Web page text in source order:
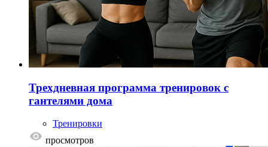
Трехдневная программа тренировок с
гантелями дома
Тренировки
просмотров